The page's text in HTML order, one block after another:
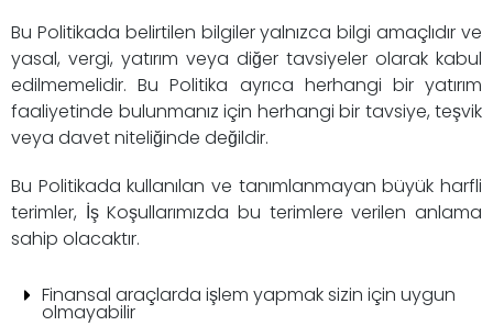
Bu Politikada belirtilen bilgiler yalnızca bilgi amaçlıdır ve
yasal, vergi, yatırım veya diğer tavsiyeler olarak kabul
edilmemelidir. Bu Politika ayrıca herhangi bir yatırım
faaliyetinde bulunmanız için herhangi bir tavsiye, teşvik
veya davet niteliğinde değildir.
Bu Politikada kullanılan ve tanımlanmayan büyük harfli
terimler, İş Koşullarımızda bu terimlere verilen anlama
sahip olacaktır.
Finansal araçlarda işlem yapmak sizin için uygun
olmayabilir